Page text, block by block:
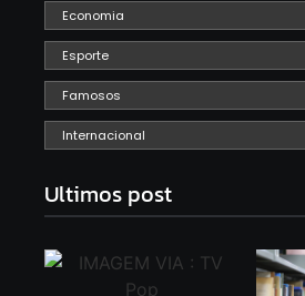
Economia
Esporte
Famosos
Internacional
Ultimos post